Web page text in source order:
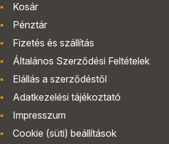
Kosár
Pénztár
Fizetés és szállítás
Általános Szerződési Feltételek
Elállás a szerződéstől
Adatkezelési tájékoztató
Impresszum
Cookie (süti) beállítások